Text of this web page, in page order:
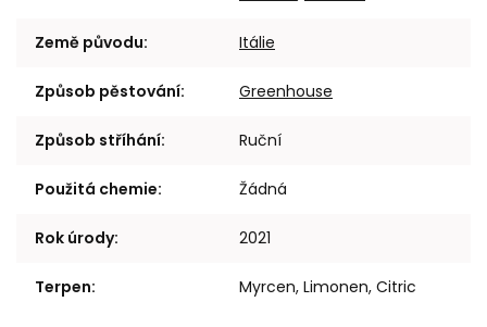
Země původu: Itálie
Způsob pěstování: Greenhouse
Způsob stříhání: Ruční
Použitá chemie: Žádná
Rok úrody: 2021
Terpen: Myrcen, Limonen, Citric